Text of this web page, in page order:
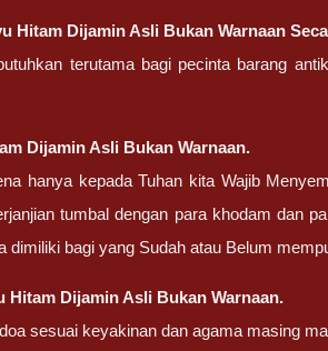
Hitam Dijamin Asli Bukan Warnaan
terutama bagi pecinta barang
Dijamin Asli Bukan Warnaan.
hanya kepada Tuhan kita Wajib
tumbal dengan para khodam dan
dimiliki bagi yang Sudah atau Belum
Hitam Dijamin Asli Bukan Warnaan.
sesuai keyakinan dan agama masing